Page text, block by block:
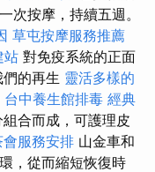
次按摩，持續五週。
草屯按摩服務推薦
站 對免疫系統的正面
的再生 靈活多樣的
台中養生館排毒 經典
合而成，可護理皮
服務安排 山金車和
，從而縮短恢復時